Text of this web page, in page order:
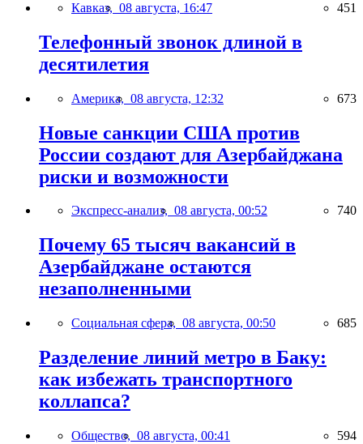
Кавказ, 08 августа, 16:47 451
Телефонный звонок длиной в
десятилетия
Америка, 08 августа, 12:32 673
Новые санкции США против
России создают для Азербайджана
риски и возможности
Экспресс-анализ, 08 августа, 00:52 740
Почему 65 тысяч вакансий в
Азербайджане остаются
незаполненными
Социальная сфера, 08 августа, 00:50 685
Разделение линий метро в Баку:
как избежать транспортного
коллапса?
Общество, 08 августа, 00:41 594